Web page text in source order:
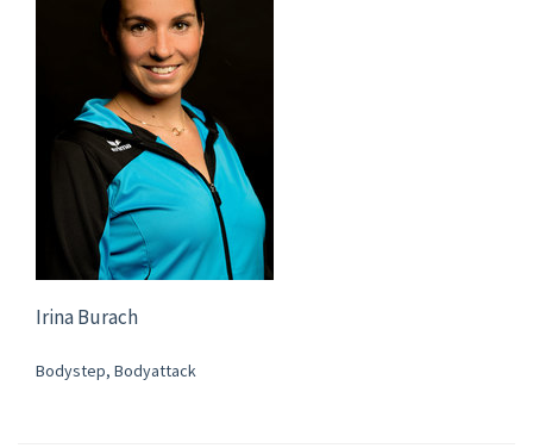
Irina Burach
Bodystep, Bodyattack